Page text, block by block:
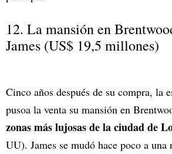
12. La mansión en
James (US$ 19,5 millones)
Cinco años después de su compra, la
pusoa la venta su mansión en
zonas más lujosas de la ciudad de
UU). James se mudó hace poco a una